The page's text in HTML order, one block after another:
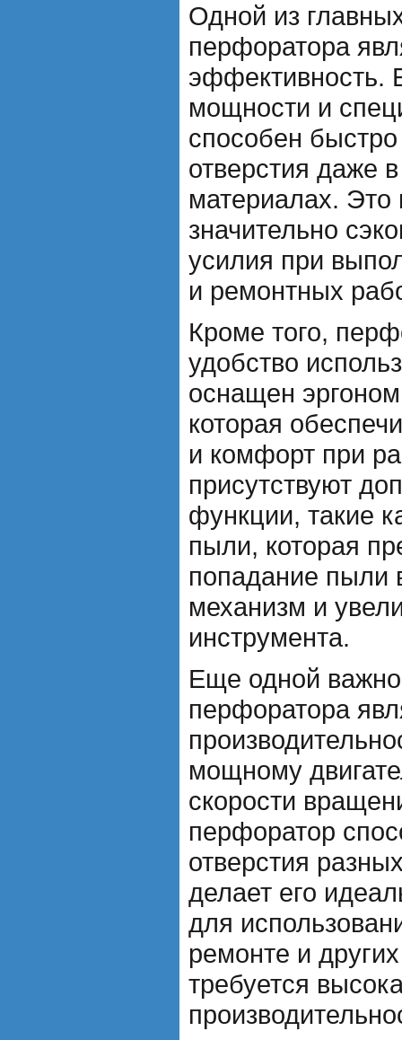
Одной из
перфоратора
эффективность.
мощности и
способен
отверстия даже
материалах. Это
значительно
усилия при
и ремонтных
Кроме того,
удобство
оснащен
которая
и комфорт при
присутствуют
функции, такие
пыли, которая
попадание пыли
механизм и
инструмента.
Еще одной
перфоратора
мощному
скорости
перфоратор
отверстия
делает его
для
ремонте и
требуется